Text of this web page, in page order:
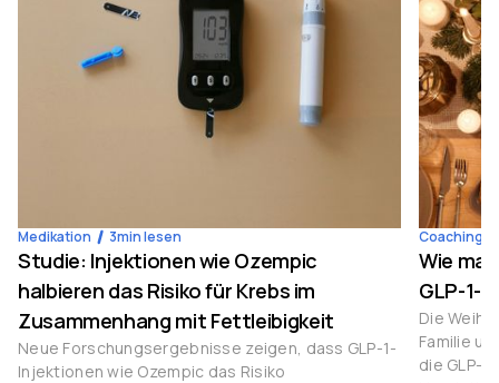
Medikation 3min lesen
Studie: Injektionen wie Ozempic
halbieren das Risiko für Krebs im
Zusammenhang mit Fettleibigkeit
Neue Forschungsergebnisse zeigen, dass GLP-1-
Injektionen wie Ozempic das Risiko
Coaching
Wie
GLP-1-
Die
Familie
die GLP-